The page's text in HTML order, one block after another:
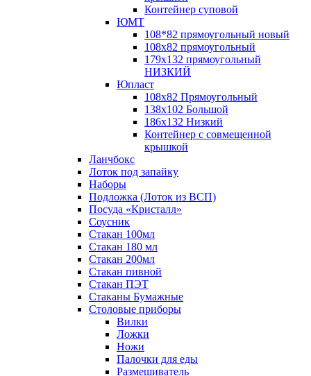
Контейнер суповой
ЮМТ
108*82 прямоугольный новый
108х82 прямоугольный
179х132 прямоугольный
НИЗКИЙ
Юпласт
108х82 Прямоугольный
138х102 Большой
186х132 Низкий
Контейнер с совмещенной
крышкой
Ланчбокс
Лоток под запайку
Наборы
Подложка (Лоток из ВСП)
Посуда «Кристалл»
Соусник
Стакан 100мл
Стакан 180 мл
Стакан 200мл
Стакан пивной
Стакан ПЭТ
Стаканы Бумажные
Столовые приборы
Вилки
Ложки
Ножи
Палочки для еды
Размешиватель